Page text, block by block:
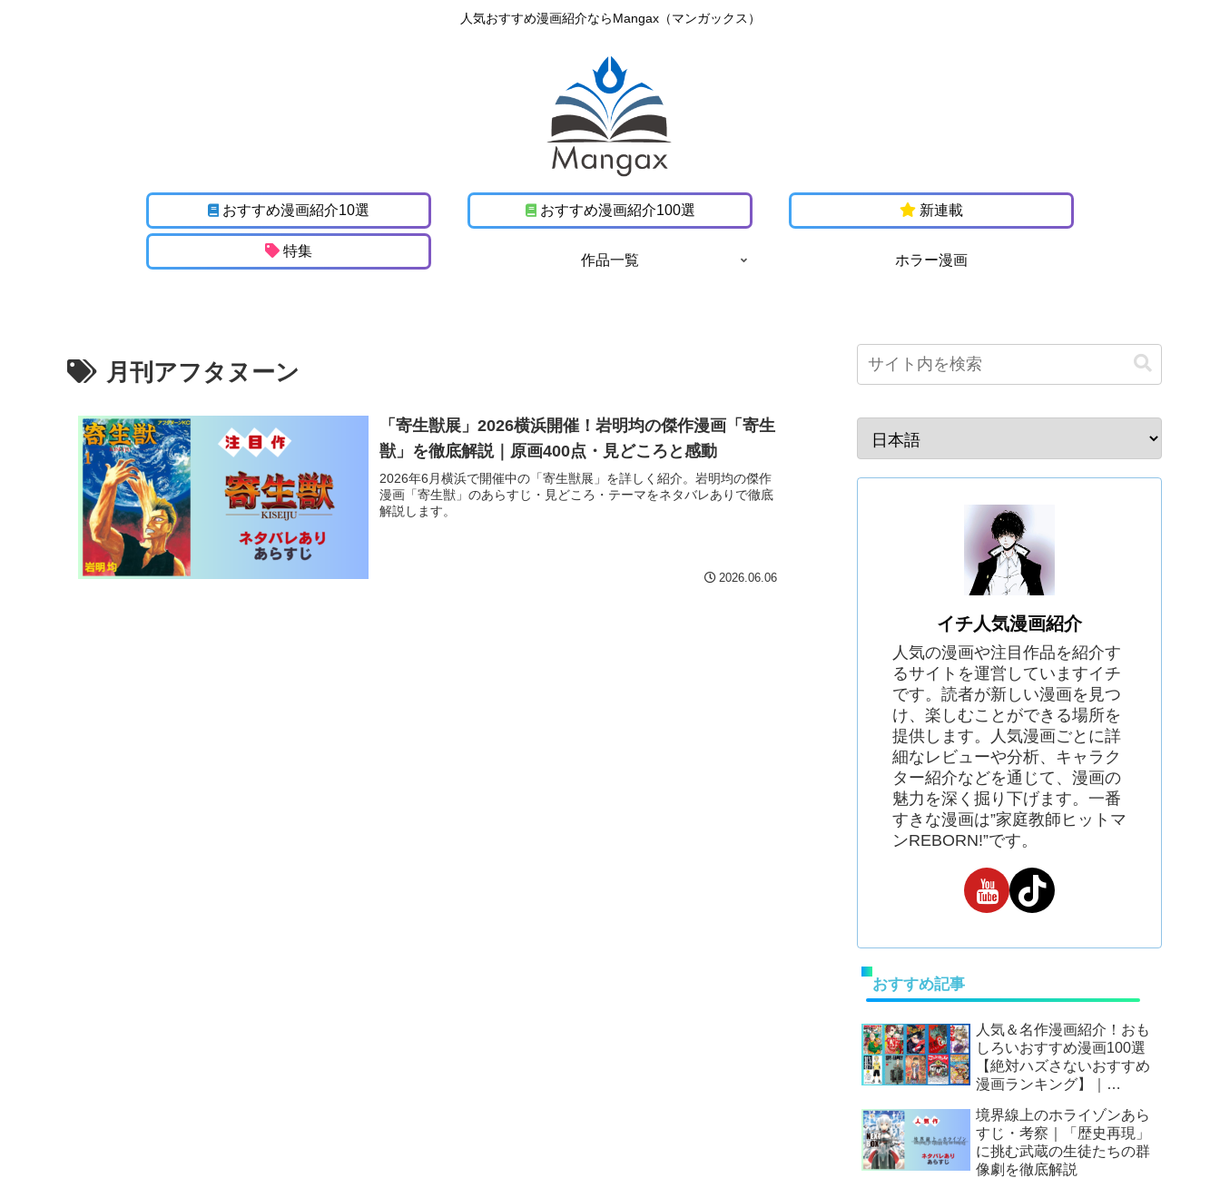
人気おすすめ漫画紹介ならMangax（マンガックス）
おすすめ漫画紹介10選 おすすめ漫画紹介100選 新連載
特集
作品一覧 ホラー漫画
月刊アフタヌーン
「寄生獣展」2026横浜開催！岩明均の傑作漫画「寄生
獣」を徹底解説｜原画400点・見どころと感動
2026年6月横浜で開催中の「寄生獣展」を詳しく紹介。岩明均の傑作
漫画「寄生獣」のあらすじ・見どころ・テーマをネタバレありで徹底
解説します。
2026.06.06
イチ人気漫画紹介
人気の漫画や注目作品を紹介す
るサイトを運営していますイチ
です。読者が新しい漫画を見つ
け、楽しむことができる場所を
提供します。人気漫画ごとに詳
細なレビューや分析、キャラク
ター紹介などを通じて、漫画の
魅力を深く掘り下げます。一番
すきな漫画は”家庭教師ヒットマ
ンREBORN!”です。
おすすめ記事
人気＆名作漫画紹介！おも
しろいおすすめ漫画100選
【絶対ハズさないおすすめ
漫画ランキング】｜
境界線上のホライゾンあら
すじ・考察｜「歴史再現」
に挑む武蔵の生徒たちの群
像劇を徹底解説